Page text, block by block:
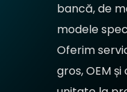
bancă, de
modele
Oferim
gros, OEM